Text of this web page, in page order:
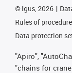
© igus, 2026
Rules of procedure
Data protection
"Apiro",
"chains for